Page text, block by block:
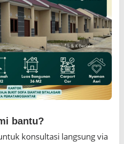
bantu?
konsultasi langsung via